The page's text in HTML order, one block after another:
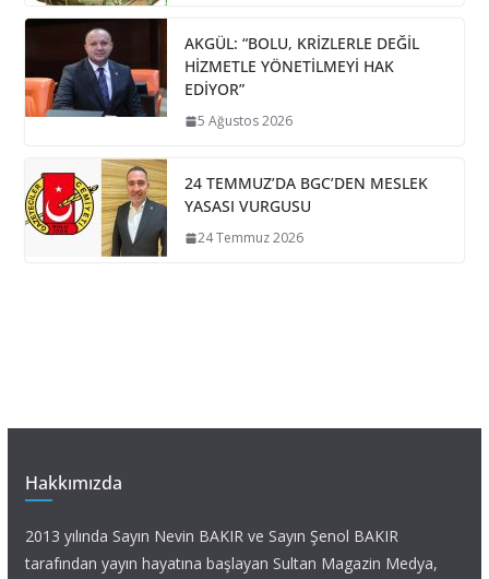
AKGÜL: “BOLU, KRİZLERLE DEĞİL
HİZMETLE YÖNETİLMEYİ HAK
EDİYOR”
5 Ağustos 2026
24 TEMMUZ’DA BGC’DEN MESLEK
YASASI VURGUSU
24 Temmuz 2026
Hakkımızda
2013 yılında Sayın Nevin BAKIR ve Sayın Şenol BAKIR
tarafından yayın hayatına başlayan Sultan Magazin Medya,